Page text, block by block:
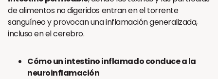
de alimentos no digeridos entran en el torrente
sanguíneo y provocan una inflamación generalizada,
incluso en el cerebro.
Cómo un intestino inflamado conduce a la
neuroinflamación